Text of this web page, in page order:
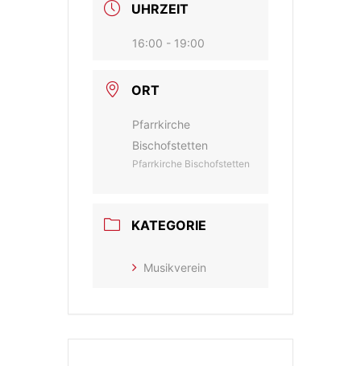
UHRZEIT
16:00 - 19:00
ORT
Pfarrkirche
Bischofstetten
Pfarrkirche Bischofstetten
KATEGORIE
Musikverein